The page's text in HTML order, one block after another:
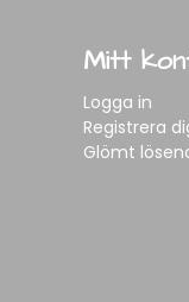
Mitt
Logga in
Registrera
Glömt